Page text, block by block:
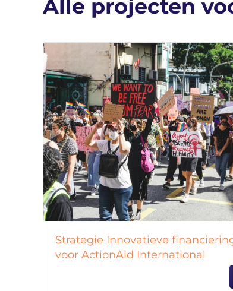
Alle projecten
Strategie Innovatieve
voor ActionAid International